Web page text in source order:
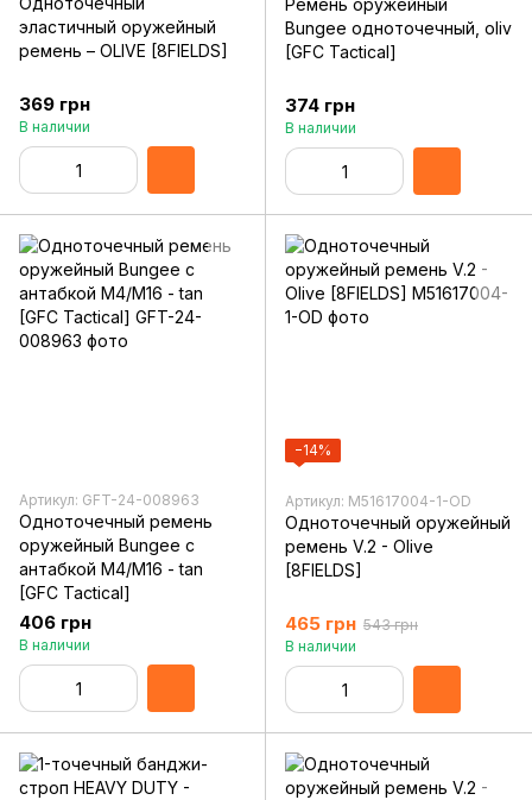
эластичный оружейный
ремень – OLIVE [8FIELDS]
369 грн
В наличии
Ремень оружейный
Bungee одноточечный, oliv
[GFC Tactical]
374 грн
В наличии
Артикул: GFT-24-008963
Одноточечный ремень
оружейный Bungee с
антабкой M4/M16 - tan
[GFC Tactical]
406 грн
В наличии
−14%
Артикул: M51617004-1-OD
Одноточечный оружейный
ремень V.2 - Olive
[8FIELDS]
465 грн 543 грн
В наличии